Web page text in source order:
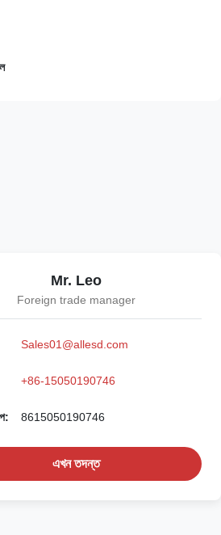
Mr. Leo
Foreign trade manager
Sales01@allesd.com
+86-15050190746
8615050190746
এখন তদন্ত